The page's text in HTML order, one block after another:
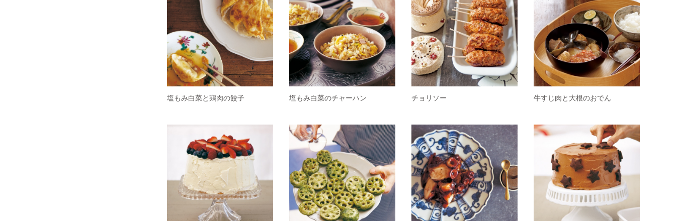
塩もみ白菜と鶏肉の餃子 塩もみ白菜のチャーハン チョリソー 牛すじ肉と大根のおでん